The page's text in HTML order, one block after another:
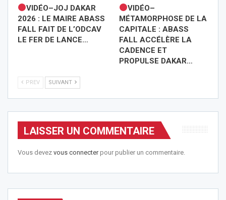
VIDÉO–JOJ DAKAR
2026 : LE MAIRE ABASS
FALL FAIT DE L’ODCAV
LE FER DE LANCE…
VIDÉO–
MÉTAMORPHOSE DE LA
CAPITALE : ABASS
FALL ACCÉLÈRE LA
CADENCE ET
PROPULSE DAKAR…
PREV SUIVANT
LAISSER UN COMMENTAIRE
Vous devez vous connecterpour publier un commentaire.